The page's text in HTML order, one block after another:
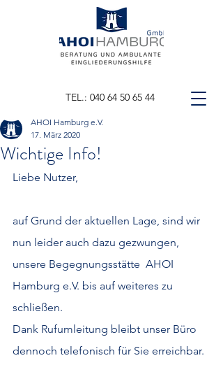
TEL.: 040 64 50 65 44
Wichtige Info!
AHOI Hamburg e.V.
17. März 2020
Liebe Nutzer,
auf Grund der aktuellen Lage, sind wir
nun leider auch dazu gezwungen,
unsere Begegnungsstätte  AHOI
Hamburg e.V. bis auf weiteres zu
schließen.
Dank Rufumleitung bleibt unser Büro
dennoch telefonisch für Sie erreichbar.